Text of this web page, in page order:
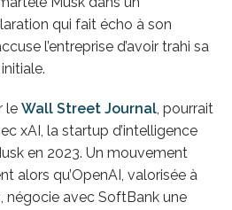
qui fait écho à son
l’entreprise d’avoir trahi sa
le Wall Street Journal, pourrait
xAI, la startup d’intelligence
en 2023. Un mouvement
alors qu’OpenAI, valorisée à
négocie avec SoftBank une